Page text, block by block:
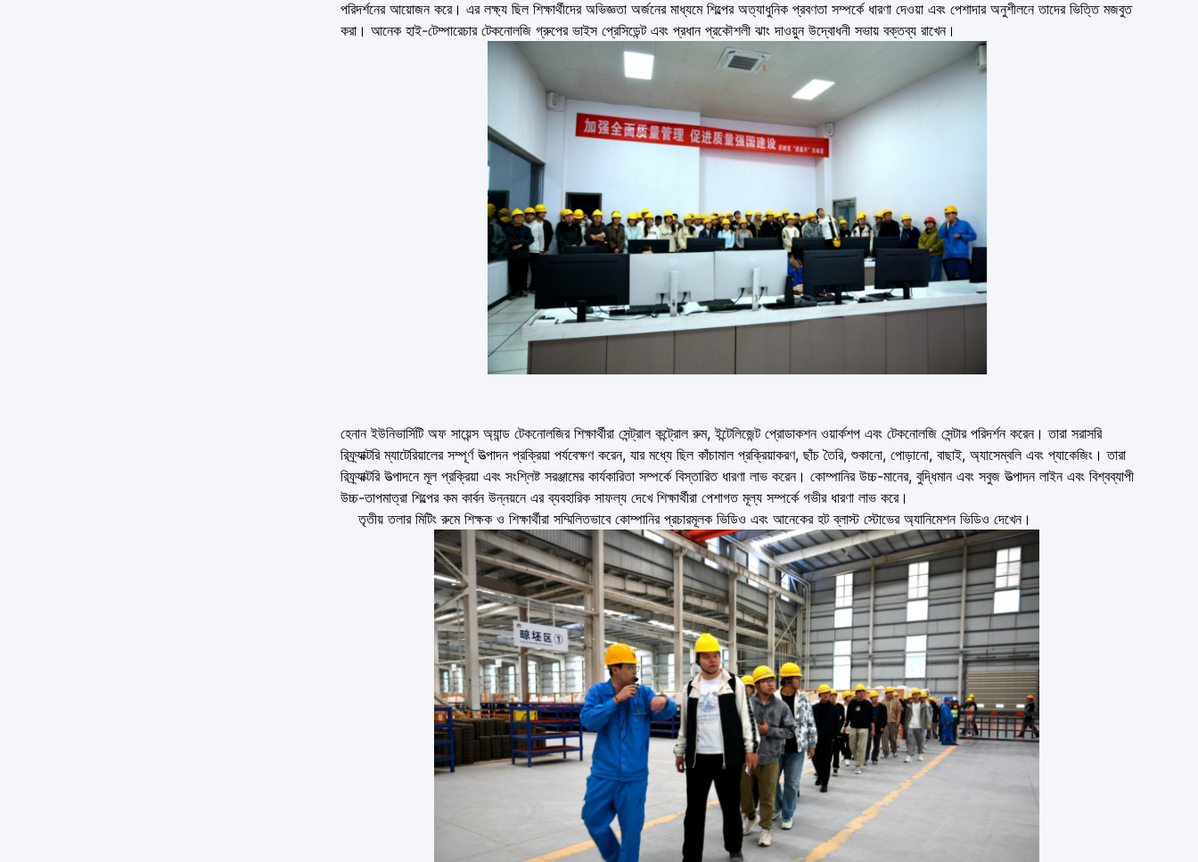
পরিদর্শনের আয়োজন করে। এর লক্ষ্য ছিল শিক্ষার্থীদের অভিজ্ঞতা অর্জনের মাধ্যমে শিল্পের অত্যাধুনিক প্রবণতা সম্পর্কে ধারণা দেওয়া এবং পেশাদার অনুশীলনে তাদের ভিত্তি মজবুত
করা। আনেক হাই-টেম্পারেচার টেকনোলজি গ্রুপের ভাইস প্রেসিডেন্ট এবং প্রধান প্রকৌশলী ঝাং দাওয়ুন উদ্বোধনী সভায় বক্তব্য রাখেন।
হেনান ইউনিভার্সিটি অফ সায়েন্স অ্যান্ড টেকনোলজির শিক্ষার্থীরা সেন্ট্রাল কন্ট্রোল রুম, ইন্টেলিজেন্ট প্রোডাকশন ওয়ার্কশপ এবং টেকনোলজি সেন্টার পরিদর্শন করেন। তারা সরাসরি
রিফ্র্যাক্টরি ম্যাটেরিয়ালের সম্পূর্ণ উত্পাদন প্রক্রিয়া পর্যবেক্ষণ করেন, যার মধ্যে ছিল কাঁচামাল প্রক্রিয়াকরণ, ছাঁচ তৈরি, শুকানো, পোড়ানো, বাছাই, অ্যাসেম্বলি এবং প্যাকেজিং। তারা
রিফ্র্যাক্টরি উত্পাদনে মূল প্রক্রিয়া এবং সংশ্লিষ্ট সরঞ্জামের কার্যকারিতা সম্পর্কে বিস্তারিত ধারণা লাভ করেন। কোম্পানির উচ্চ-মানের, বুদ্ধিমান এবং সবুজ উত্পাদন লাইন এবং বিশ্বব্যাপী
উচ্চ-তাপমাত্রা শিল্পের কম কার্বন উন্নয়নে এর ব্যবহারিক সাফল্য দেখে শিক্ষার্থীরা পেশাগত মূল্য সম্পর্কে গভীর ধারণা লাভ করে।
তৃতীয় তলার মিটিং রুমে শিক্ষক ও শিক্ষার্থীরা সম্মিলিতভাবে কোম্পানির প্রচারমূলক ভিডিও এবং আনেকের হট ব্লাস্ট স্টোভের অ্যানিমেশন ভিডিও দেখেন।